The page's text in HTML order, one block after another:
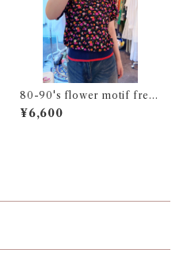
80-90's flower motif fren
ch sleeve top
¥6,600